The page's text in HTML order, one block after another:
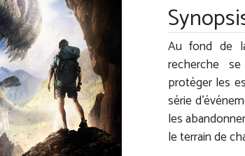
Au fond de
recherche
protéger les
série
les
le terrain de